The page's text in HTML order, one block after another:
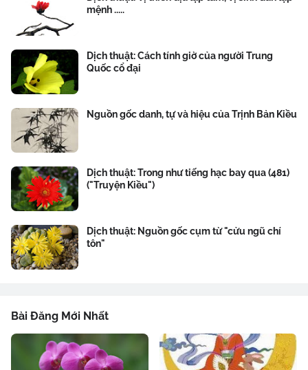
mệnh .....
Dịch thuật: Cách tính giờ của người Trung
Quốc cổ đại
Nguồn gốc danh, tự và hiệu của Trịnh Bản Kiều
Dịch thuật: Trong như tiếng hạc bay qua (481)
("Truyện Kiều")
Dịch thuật: Nguồn gốc cụm từ "cửu ngũ chí
tôn"
Bài Đăng Mới Nhất